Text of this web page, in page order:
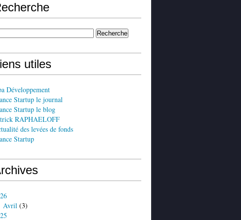
utiles
Développement
Startup le journal
Startup le blog
RAPHAELOFF
des levées de fonds
Startup
Avril (3)